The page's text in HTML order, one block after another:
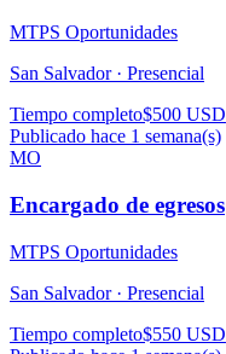
MTPS Oportunidades
San Salvador · Presencial
Tiempo completo$500 USD
Publicado hace 1 semana(s)
MO
Encargado de egresos
MTPS Oportunidades
San Salvador · Presencial
Tiempo completo$550 USD